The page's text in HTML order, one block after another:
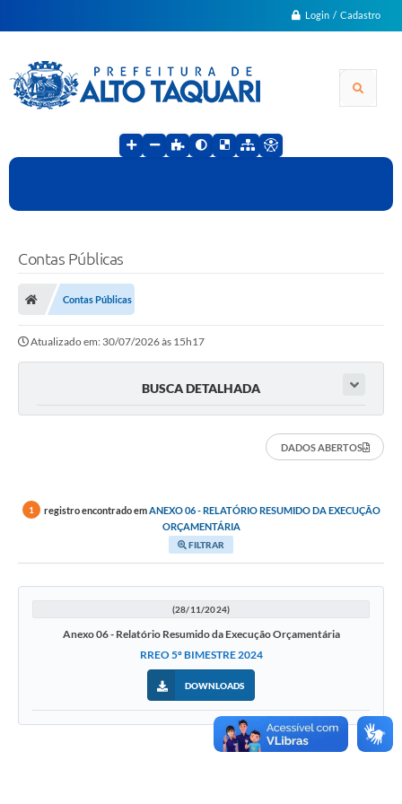
Login / Cadastro
Contas Públicas
Contas Públicas
Atualizado em: 30/07/2026 às 15h17
BUSCA DETALHADA
DADOS ABERTOS
1 registro encontrado emANEXO 06 - RELATÓRIO RESUMIDO DA EXECUÇÃO
ORÇAMENTÁRIA
FILTRAR
(28/11/2024)
Anexo 06 - Relatório Resumido da Execução Orçamentária
RREO 5º BIMESTRE 2024
DOWNLOADS